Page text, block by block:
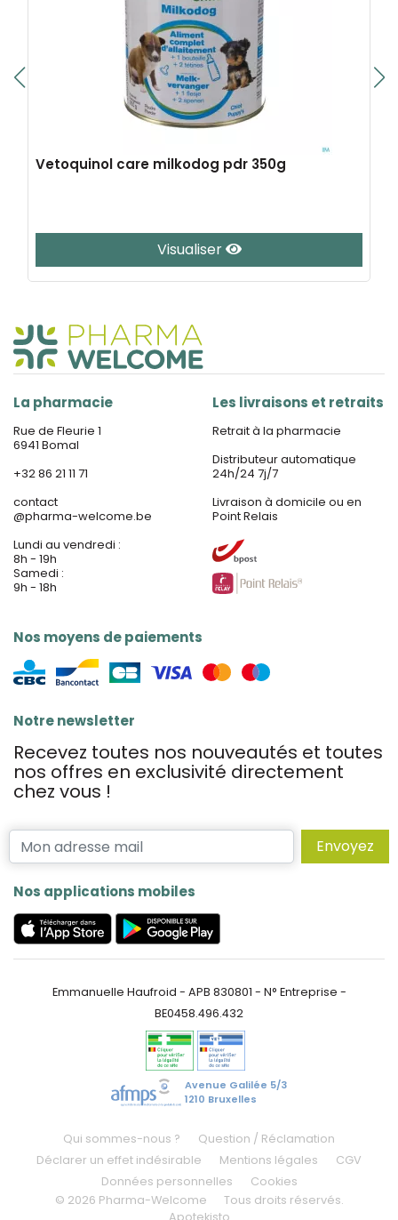
Vetoquinol care milkodog pdr 350g
Visualiser
La pharmacie
Rue de Fleurie 1
6941 Bomal
+32 86 21 11 71
contact
@pharma-welcome.be
Lundi au vendredi :
8h - 19h
Samedi :
9h - 18h
Nos moyens de paiements
Les livraisons et retraits
Retrait à la pharmacie
Distributeur automatique
24h/24 7j/7
Livraison à domicile ou en
Point Relais
Notre newsletter
Recevez toutes nos nouveautés et toutes
nos offres en exclusivité directement
chez vous !
Envoyez
Nos applications mobiles
Emmanuelle Haufroid - APB 830801 - N° Entreprise -
BE0458.496.432
Avenue Galilée 5/3
1210 Bruxelles
Qui sommes-nous ?
Question / Réclamation
Déclarer un effet indésirable
Mentions légales
CGV
Données personnelles
Cookies
© 2026 Pharma-Welcome
Tous droits réservés.
Apotekisto